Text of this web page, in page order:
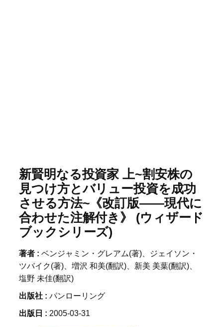
新賢明なる投資家 上~割安株の
見つけ方とバリュー投資を成功
させる方法~《改訂版――現代に
合わせた注解付き》 (ウィザード
ブックシリーズ)
著者 : ベンジャミン・グレアム(著)、ジェイソン・
ツバイク(著)、増沢 和美(翻訳)、新美 美葉(翻訳)、
塩野 未佳(翻訳)
出版社 : パンローリング
出版日 : 2005-03-31